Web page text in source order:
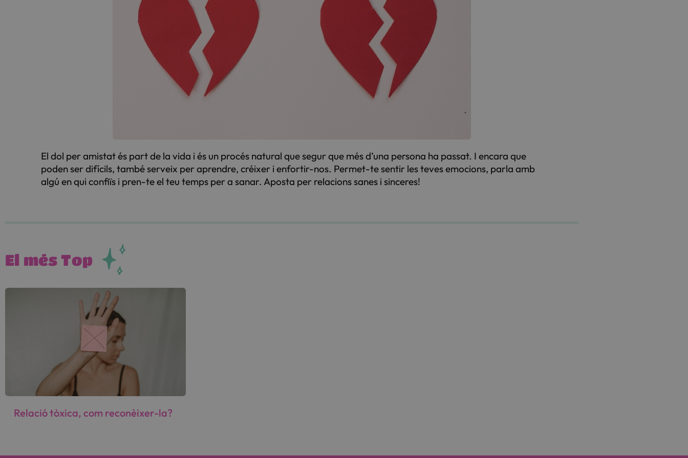
El dol per amistat és part de la vida i és un procés natural que segur que més d’una persona ha passat. I encara que
poden ser difícils, també serveix per aprendre, créixer i enfortir-nos. Permet-te sentir les teves emocions, parla amb
algú en qui confiïs i pren-te el teu temps per a sanar. Aposta per relacions sanes i sinceres!
El més Top
Relació tòxica, com reconèixer-la?